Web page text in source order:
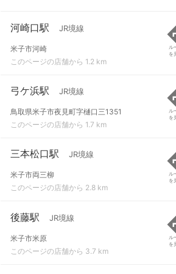
河崎口駅 JR境線
米子市河崎
このページの店舗から 1.2 km
ル
を
弓ケ浜駅 JR境線
鳥取県米子市夜見町字樋口三1351
このページの店舗から 1.7 km
ル
を
三本松口駅 JR境線
米子市両三柳
このページの店舗から 2.8 km
ル
を
後藤駅 JR境線
米子市米原
このページの店舗から 3.7 km
ル
を